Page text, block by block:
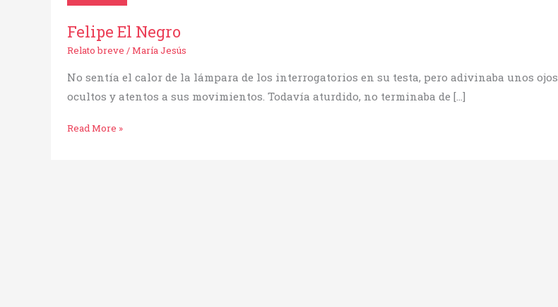
Felipe El Negro
Relato breve /María Jesús
No sentía el calor de la lámpara de los interrogatorios en su testa, pero adivinaba unos ojos
ocultos y atentos a sus movimientos. Todavía aturdido, no terminaba de […]
Read More »